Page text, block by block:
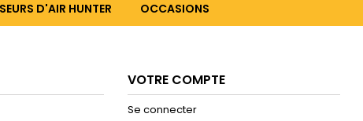
D'AIR HUNTER OCCASIONS
VOTRE COMPTE
Se connecter